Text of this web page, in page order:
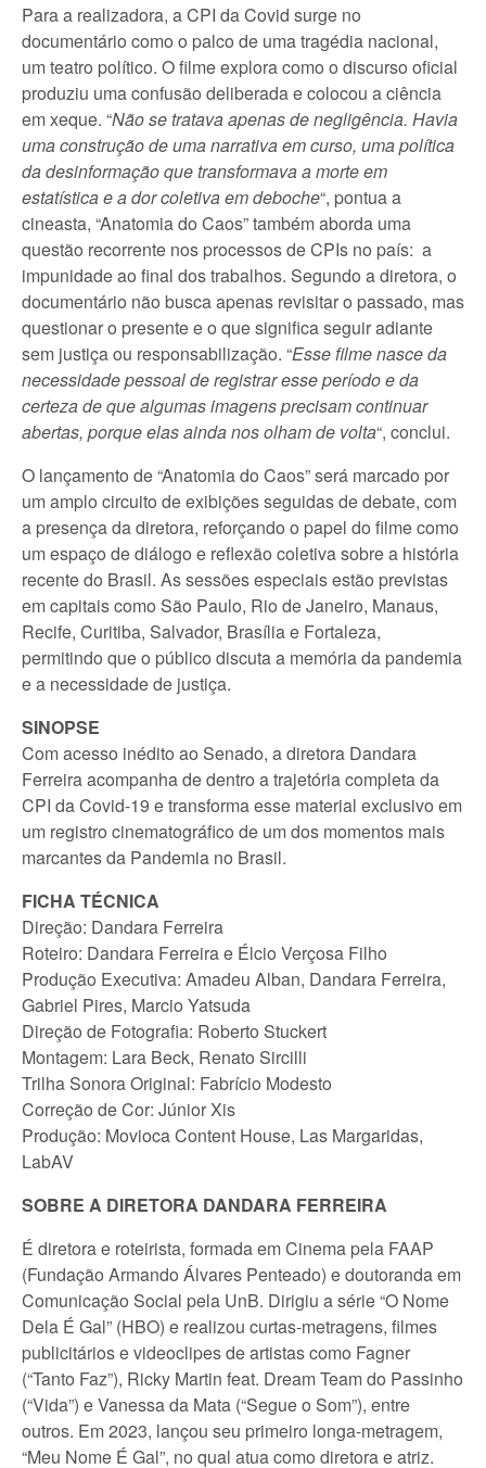
Para a realizadora, a CPI da Covid surge no
documentário como o palco de uma tragédia nacional,
um teatro político. O filme explora como o discurso oficial
produziu uma confusão deliberada e colocou a ciência
em xeque. “Não se tratava apenas de negligência. Havia
uma construção de uma narrativa em curso, uma política
da desinformação que transformava a morte em
estatística e a dor coletiva em deboche“, pontua a
cineasta, “Anatomia do Caos” também aborda uma
questão recorrente nos processos de CPIs no país: a
impunidade ao final dos trabalhos. Segundo a diretora, o
documentário não busca apenas revisitar o passado, mas
questionar o presente e o que significa seguir adiante
sem justiça ou responsabilização. “Esse filme nasce da
necessidade pessoal de registrar esse período e da
certeza de que algumas imagens precisam continuar
abertas, porque elas ainda nos olham de volta“, conclui.
O lançamento de “Anatomia do Caos” será marcado por
um amplo circuito de exibições seguidas de debate, com
a presença da diretora, reforçando o papel do filme como
um espaço de diálogo e reflexão coletiva sobre a história
recente do Brasil. As sessões especiais estão previstas
em capitais como São Paulo, Rio de Janeiro, Manaus,
Recife, Curitiba, Salvador, Brasília e Fortaleza,
permitindo que o público discuta a memória da pandemia
e a necessidade de justiça.
SINOPSE
Com acesso inédito ao Senado, a diretora Dandara
Ferreira acompanha de dentro a trajetória completa da
CPI da Covid-19 e transforma esse material exclusivo em
um registro cinematográfico de um dos momentos mais
marcantes da Pandemia no Brasil.
FICHA TÉCNICA
Direção: Dandara Ferreira
Roteiro: Dandara Ferreira e Élcio Verçosa Filho
Produção Executiva: Amadeu Alban, Dandara Ferreira,
Gabriel Pires, Marcio Yatsuda
Direção de Fotografia: Roberto Stuckert
Montagem: Lara Beck, Renato Sircilli
Trilha Sonora Original: Fabrício Modesto
Correção de Cor: Júnior Xis
Produção: Movioca Content House, Las Margaridas,
LabAV
SOBRE A DIRETORA DANDARA FERREIRA
É diretora e roteirista, formada em Cinema pela FAAP
(Fundação Armando Álvares Penteado) e doutoranda em
Comunicação Social pela UnB. Dirigiu a série “O Nome
Dela É Gal” (HBO) e realizou curtas-metragens, filmes
publicitários e videoclipes de artistas como Fagner
(“Tanto Faz”), Ricky Martin feat. Dream Team do Passinho
(“Vida”) e Vanessa da Mata (“Segue o Som”), entre
outros. Em 2023, lançou seu primeiro longa-metragem,
“Meu Nome É Gal”, no qual atua como diretora e atriz.